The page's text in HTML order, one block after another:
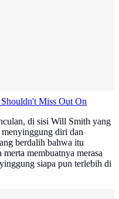
Miss Out On
di sisi Will Smith yang
menyinggung diri dan
berdalih bahwa itu
membuatnya merasa
siapa pun terlebih di